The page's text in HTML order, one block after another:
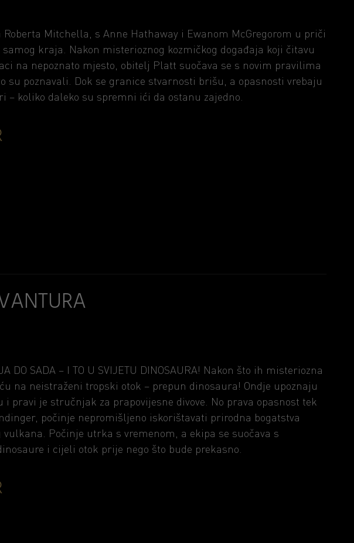
Mitchella, s Anne Hathaway i Ewanom McGregorom u priči
kraja. Nakon misterioznog kozmičkog događaja koji čitavu
na nepoznato mjesto, obitelj Platt suočava se s novim pravilima
su poznavali. Dok se granice stvarnosti brišu, a opasnosti vrebaju
– koliko daleko su spremni ići da ostanu zajedno.
DO SADA – I TO U SVIJETU DINOSAURA! Nakon što ih misteriozna
na neistraženi tropski otok – prepun dinosaura! Ondje upoznaju
pravi je stručnjak za prapovijesne divove. No prava opasnost tek
počinje nepromišljeno iskorištavati prirodna bogatstva
Počinje utrka s vremenom, a ekipa se suočava s
i cijeli otok prije nego što bude prekasno.